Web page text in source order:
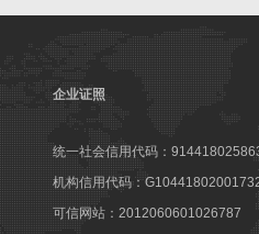
企业证照
统一社会信用代码：
机构信用代码：
可信网站：2012060601026787